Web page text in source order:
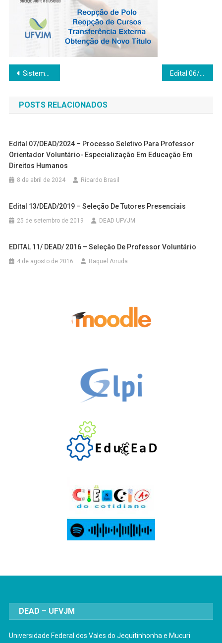
Navegação
de
Post
Sistema de Bibliotecas da UFVJM disponibiliza acesso à plataforma Minha Biblioteca
POSTS RELACIONADOS
Edital 07/DEAD/2024 – Processo Seletivo Para Professor
Orientador Voluntário- Especialização Em Educação Em
Direitos Humanos
8 de abril de 2024 Ricardo Brasil
Edital 13/DEAD/2019 – Seleção De Tutores Presenciais
25 de setembro de 2019 DEAD UFVJM
EDITAL 11/ DEAD/ 2016 – Seleção De Professor Voluntário
4 de agosto de 2016 Raquel Arruda
DEAD – UFVJM
Universidade Federal dos Vales do Jequitinhonha e Mucuri